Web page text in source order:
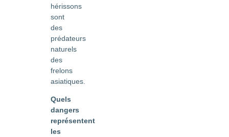
hérissons
sont
des
prédateurs
naturels
des
frelons
asiatiques.
Quels
dangers
représentent
les